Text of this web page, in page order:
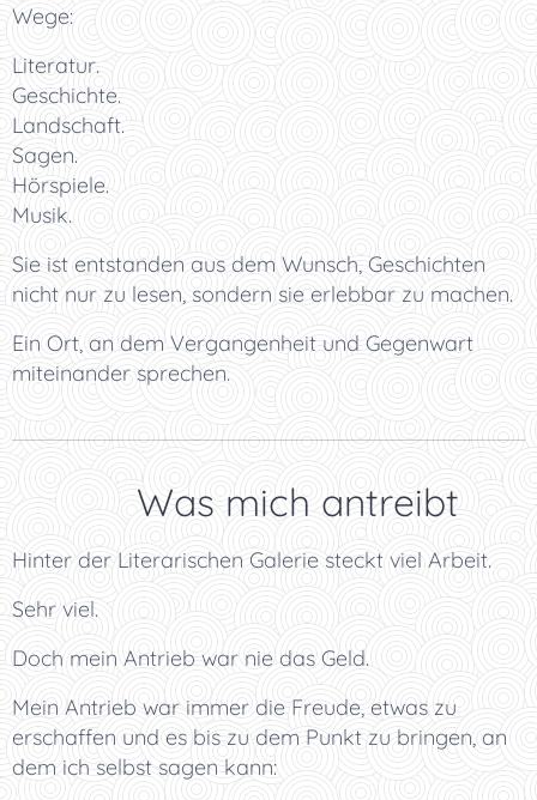
Wege:
Literatur.
Geschichte.
Landschaft.
Sagen.
Hörspiele.
Musik.
Sie ist entstanden aus dem Wunsch, Geschichten
nicht nur zu lesen, sondern sie erlebbar zu machen.
Ein Ort, an dem Vergangenheit und Gegenwart
miteinander sprechen.
🔥 Was mich antreibt
Hinter der Literarischen Galerie steckt viel Arbeit.
Sehr viel.
Doch mein Antrieb war nie das Geld.
Mein Antrieb war immer die Freude, etwas zu
erschaffen und es bis zu dem Punkt zu bringen, an
dem ich selbst sagen kann: